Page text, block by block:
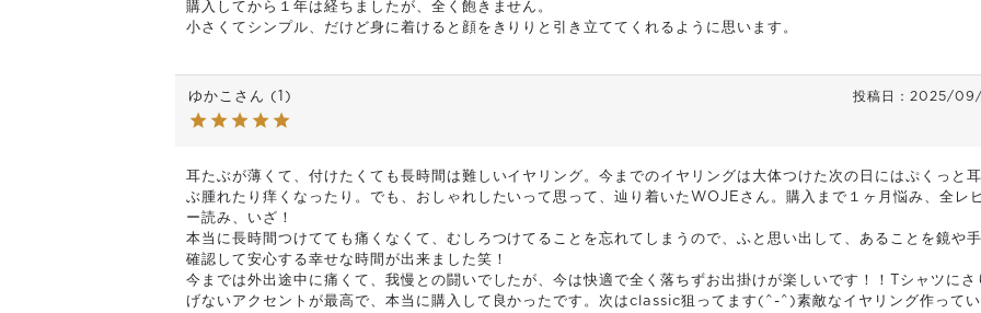
購入してから１年は経ちましたが、全く飽きません。
小さくてシンプル、だけど身に着けると顔をきりりと引き立ててくれるように思います。
ゆかこ 1 投稿日 2025/09/
耳たぶが薄くて、付けたくても長時間は難しいイヤリング。今までのイヤリングは大体つけた次の日にはぷくっと
ぶ腫れたり痒くなったり。でも、おしゃれしたいって思って、辿り着いたWOJEさん。購入まで１ヶ月悩み、全レ
ー読み、いざ！
本当に長時間つけてても痛くなくて、むしろつけてることを忘れてしまうので、ふと思い出して、あることを鏡や
確認して安心する幸せな時間が出来ました笑！
今までは外出途中に痛くて、我慢との闘いでしたが、今は快適で全く落ちずお出掛けが楽しいです！！Tシャツにさ
げないアクセントが最高で、本当に購入して良かったです。次はclassic狙ってます(^-^)素敵なイヤリング作ってい